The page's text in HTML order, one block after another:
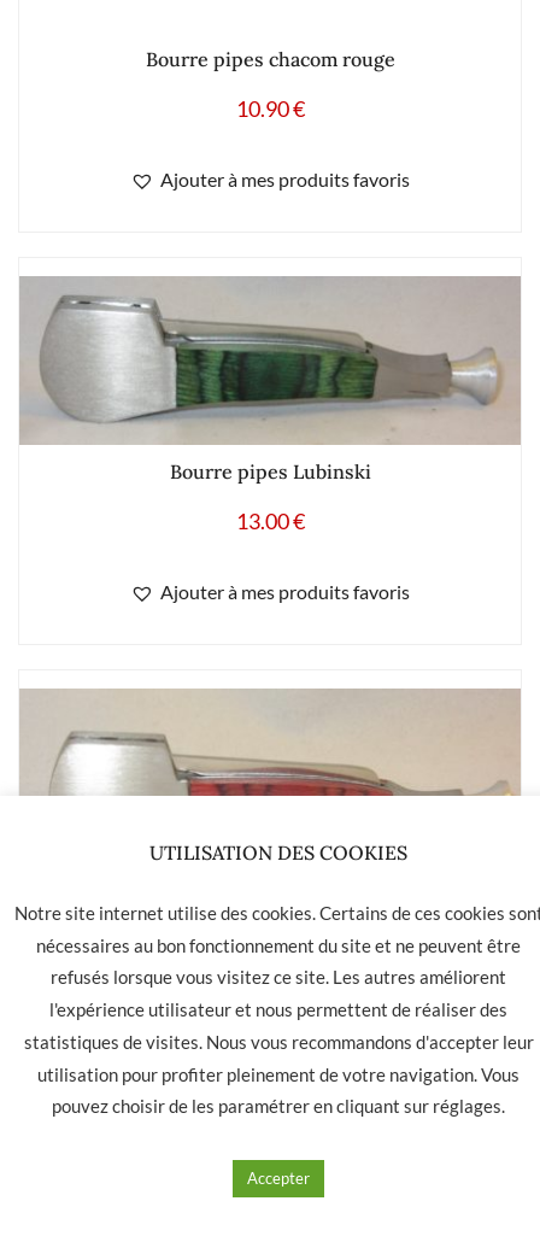
Bourre pipes chacom rouge
10.90€
Ajouter à mes produits favoris
Bourre pipes Lubinski
13.00€
Ajouter à mes produits favoris
Bourre pipes Lubinski
13.00€
Ajouter à mes produits favoris
UTILISATION DES COOKIES
Notre site internet utilise des cookies. Certains de ces cookies
nécessaires au bon fonctionnement du site et ne peuvent être
refusés lorsque vous visitez ce site. Les autres améliorent
l'expérience utilisateur et nous permettent de réaliser des
statistiques de visites. Nous vous recommandons d'accepter leur
utilisation pour profiter pleinement de votre navigation. Vous
pouvez choisir de les paramétrer en cliquant sur réglages.
Accepter